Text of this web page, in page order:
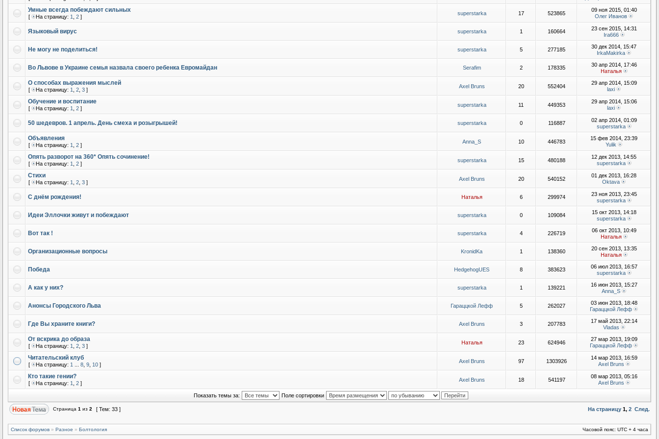
Умные всегда побеждают сильных
[ На страницу: 1 2 ]
superstarka 17 523865
09 ноя 2015, 01:40
Олег Иванов
Языковый вирус superstarka 1 160664
23 сен 2015, 14:31
Ira666
Не могу не поделиться! superstarka 5 277185
30 дек 2014, 15:47
IrkaMakirka
Во Львове в Украине семья назвала своего ребенка Евромайдан Serafim 2 178335
30 апр 2014, 17:46
Наталья
О способах выражения мыслей
[ На страницу: 1 2 3 ]
Axel Bruns 20 552404
29 апр 2014, 15:09
laxi
Обучение и воспитание
[ На страницу: 1 2 ]
superstarka 11 449353
29 апр 2014, 15:06
laxi
50 шедевров. 1 апрель. День смеха и розыгрышей! superstarka 0 116887
02 апр 2014, 01:09
superstarka
Объявления
[ На страницу: 1 2 ]
Anna_S 10 446783
15 фев 2014, 23:39
Yulik
Опять разворот на 360* Опять сочинение!
[ На страницу: 1 2 ]
superstarka 15 480188
12 дек 2013, 14:55
superstarka
Стихи
[ На страницу: 1 2 3 ]
Axel Bruns 20 540152
01 дек 2013, 16:28
Oktava
С днём рождения! Наталья 6 299974
23 ноя 2013, 23:45
superstarka
Идеи Эллочки живут и побеждают superstarka 0 109084
15 окт 2013, 14:18
superstarka
Вот так ! superstarka 4 226719
06 окт 2013, 10:49
Наталья
Организационные вопросы KronidKa 1 138360
20 сен 2013, 13:35
Наталья
Победа HedgehogUES 8 383623
06 июл 2013, 16:57
superstarka
А как у них? superstarka 1 139221
16 июн 2013, 15:27
Anna_S
Анонсы Городского Льва Гараццкой Лефф 5 262027
03 июн 2013, 18:48
Гараццкой Лефф
Где Вы храните книги? Axel Bruns 3 207783
17 май 2013, 22:14
Vladas
От вскрика до образа
[ На страницу: 1 2 3 ]
Наталья 23 624946
27 мар 2013, 19:09
Гараццкой Лефф
Читательский клуб
[ На страницу: 1 8 9 10 ]
Axel Bruns 97 1303926
14 мар 2013, 16:59
Axel Bruns
Кто такие гении?
[ На страницу: 1 2 ]
Axel Bruns 18 541197
08 мар 2013, 05:16
Axel Bruns
Показать темы за: Поле сортировки
Страница 1 из 2 [ Тем: 33 ] На страницу 1, 2 След.
Список форумов » Разное » Болтология Часовой пояс: UTC + 4 часа